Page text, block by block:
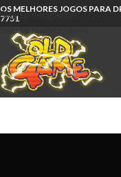
Skip to navigation
Skip to main content
OS MELHORES JOGOS PARA
7751